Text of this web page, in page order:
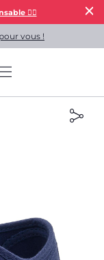
👯‍♀️
vous !
more options